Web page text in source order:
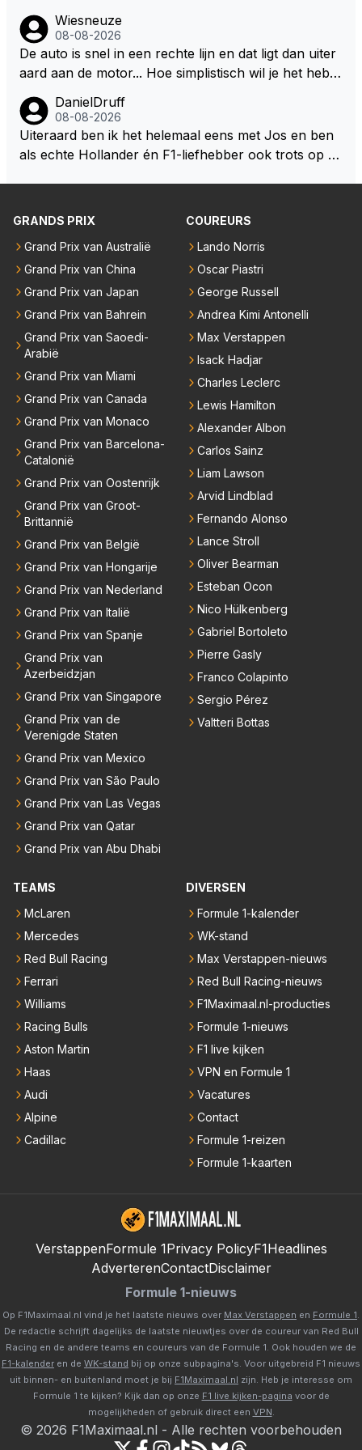
Wiesneuze
08-08-2026
De auto is snel in een rechte lijn en dat ligt dan uiter
aard aan de motor... Hoe simplistisch wil je het hebb
rstand ontzettend belangrijk. Heeft Red Bull bochtgri
p opgegeven voor topsnelheid? Dat is iets wat vaker
gebeurd is, zeker met Verstappen aan bet stuur.
DanielDruff
08-08-2026
Uiteraard ben ik het helemaal eens met Jos en ben
als echte Hollander én F1-liefhebber ook trots op de
s een knappe auto van Red Bull krijgt, waarmee hij d
rcedes-die-3-seconden-sneller-is-dan-de-rest' Hamil
ton kan slopen. Hij heeft dat natuurlijk ook in zich, al
leen die shit-Red Bull moet beter.
GRANDS PRIX
Grand Prix van Australië
Grand Prix van China
Grand Prix van Japan
Grand Prix van Bahrein
Grand Prix van Saoedi-
Arabië
Grand Prix van Miami
Grand Prix van Canada
Grand Prix van Monaco
Grand Prix van Barcelona-
Catalonië
Grand Prix van Oostenrijk
Grand Prix van Groot-
Brittannië
Grand Prix van België
Grand Prix van Hongarije
Grand Prix van Nederland
Grand Prix van Italië
Grand Prix van Spanje
Grand Prix van
Azerbeidzjan
Grand Prix van Singapore
Grand Prix van de
Verenigde Staten
Grand Prix van Mexico
Grand Prix van São Paulo
Grand Prix van Las Vegas
Grand Prix van Qatar
Grand Prix van Abu Dhabi
COUREURS
Lando Norris
Oscar Piastri
George Russell
Andrea Kimi Antonelli
Max Verstappen
Isack Hadjar
Charles Leclerc
Lewis Hamilton
Alexander Albon
Carlos Sainz
Liam Lawson
Arvid Lindblad
Fernando Alonso
Lance Stroll
Oliver Bearman
Esteban Ocon
Nico Hülkenberg
Gabriel Bortoleto
Pierre Gasly
Franco Colapinto
Sergio Pérez
Valtteri Bottas
TEAMS
McLaren
Mercedes
Red Bull Racing
Ferrari
Williams
Racing Bulls
Aston Martin
Haas
Audi
Alpine
Cadillac
DIVERSEN
Formule 1-kalender
WK-stand
Max Verstappen-nieuws
Red Bull Racing-nieuws
F1Maximaal.nl-producties
Formule 1-nieuws
F1 live kijken
VPN en Formule 1
Vacatures
Contact
Formule 1-reizen
Formule 1-kaarten
VerstappenFormule 1Privacy PolicyF1Headlines
AdverterenContactDisclaimer
Formule 1-nieuws
Op F1Maximaal.nl vind je het laatste nieuws over Max Verstappen en Formule 1
De redactie schrijft dagelijks de laatste nieuwtjes over de coureur van Red Bull
Racing en de andere teams en coureurs van de Formule 1. Ook houden we de
F1-kalender en de WK-stand bij op onze subpagina's. Voor uitgebreid F1 nieuws
uit binnen- en buitenland moet je bij F1Maximaal.nl zijn. Heb je interesse om
Formule 1 te kijken? Kijk dan op onze F1 live kijken-pagina voor de
mogelijkheden of gebruik direct een VPN
© 2026 F1Maximaal.nl - Alle rechten voorbehouden